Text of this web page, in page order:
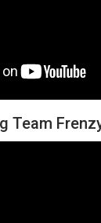
Team